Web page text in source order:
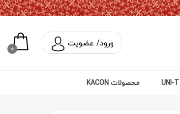
ورود/ عضویت 0
محصولات KACON